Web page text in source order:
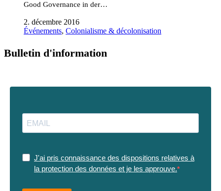
Good Governance in der…
2. décembre 2016
Événements, Colonialisme & décolonisation
Bulletin d'information
J'ai pris connaissance des dispositions relatives à
la protection des données et je les approuve.